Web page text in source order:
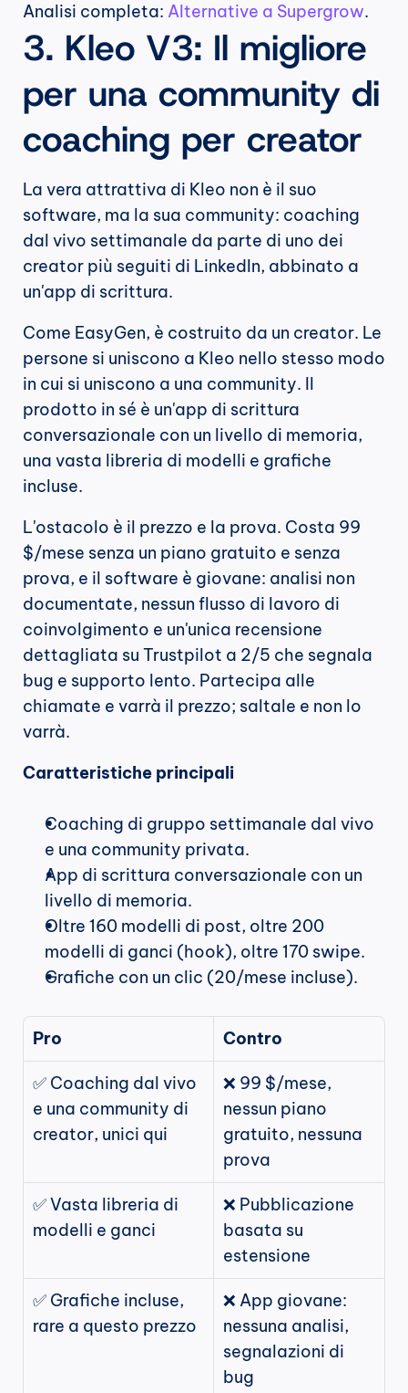
Analisi completa: Alternative a Supergrow.
3. Kleo V3: Il migliore
per una community di
coaching per creator
La vera attrattiva di Kleo non è il suo
software, ma la sua community: coaching
dal vivo settimanale da parte di uno dei
creator più seguiti di LinkedIn, abbinato a
un'app di scrittura.
Come EasyGen, è costruito da un creator. Le
persone si uniscono a Kleo nello stesso modo
in cui si uniscono a una community. Il
prodotto in sé è un'app di scrittura
conversazionale con un livello di memoria,
una vasta libreria di modelli e grafiche
incluse.
L'ostacolo è il prezzo e la prova. Costa 99
$/mese senza un piano gratuito e senza
prova, e il software è giovane: analisi non
documentate, nessun flusso di lavoro di
coinvolgimento e un'unica recensione
dettagliata su Trustpilot a 2/5 che segnala
bug e supporto lento. Partecipa alle
chiamate e varrà il prezzo; saltale e non lo
varrà.
Caratteristiche principali
Coaching di gruppo settimanale dal vivo
e una community privata.
App di scrittura conversazionale con un
livello di memoria.
Oltre 160 modelli di post, oltre 200
modelli di ganci (hook), oltre 170 swipe.
Grafiche con un clic (20/mese incluse).
Pro Contro
✅ Coaching dal vivo
e una community di
creator, unici qui
❌ 99 $/mese,
nessun piano
gratuito, nessuna
prova
✅ Vasta libreria di
modelli e ganci
❌ Pubblicazione
basata su
estensione
✅ Grafiche incluse,
rare a questo prezzo
❌ App giovane:
nessuna analisi,
segnalazioni di
bug